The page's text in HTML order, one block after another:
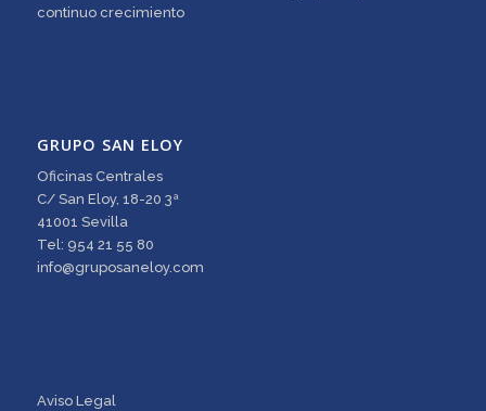
continuo crecimiento
GRUPO SAN ELOY
Oficinas Centrales
C/ San Eloy, 18-20 3ª
41001 Sevilla
Tel: 954 21 55 80
info@gruposaneloy.com
Aviso Legal